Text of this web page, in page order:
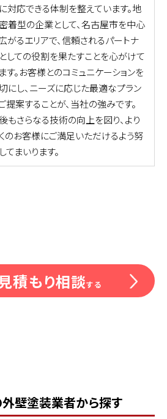
対応できる体制を整えています。地
着型の企業として、名古屋市を中心
がるエリアで、信頼されるパートナ
しての役割を果たすことを心がけて
す。お客様とのコミュニケーションを
にし、ニーズに応じた最適なプラン
提案することが、当社の強みです。
もさらなる技術の向上を図り、より
のお客様にご満足いただけるよう努
てまいります。
見積もり相談する
壁塗装業者から探す